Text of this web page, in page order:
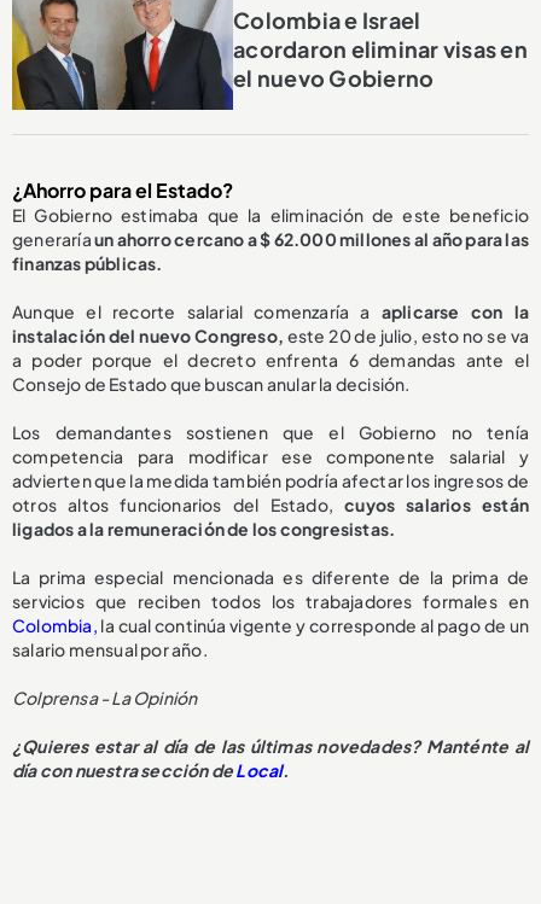
Colombia e Israel
acordaron eliminar visas en
el nuevo Gobierno
¿Ahorro para el Estado?
El Gobierno estimaba que la eliminación de este beneficio
generaríaun ahorro cercano a $ 62.000 millones al año para las
finanzas públicas.
Aunque el recorte salarial comenzaría a aplicarse con la
instalación del nuevo Congreso, este 20 de julio, esto no se va
a poder porque el decreto enfrenta 6 demandas ante el
Consejo de Estado que buscan anular la decisión.
Los demandantes sostienen que el Gobierno no tenía
competencia para modificar ese componente salarial y
advierten que la medida también podría afectar los ingresos de
otros altos funcionarios del Estado,cuyos salarios están
ligados a la remuneración de los congresistas.
La prima especial mencionada es diferente de la prima de
servicios que reciben todos los trabajadores formales en
Colombia, la cual continúa vigente y corresponde al pago de un
salario mensual por año.
Colprensa - La Opinión
¿Quieres estar al día de las últimas novedades? Manténte al
día con nuestra sección deLocal.